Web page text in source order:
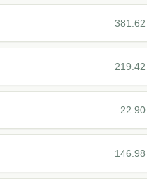
381.62
219.42
22.90
146.98